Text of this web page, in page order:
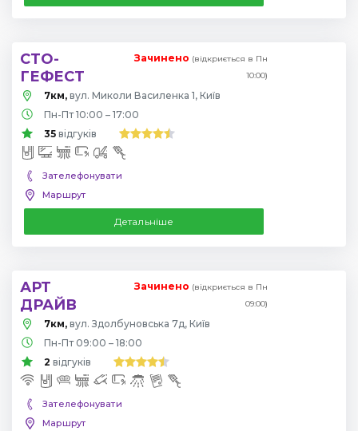
СТО-
ГЕФЕСТ
Зачинено (відкриється в Пн
10:00)
7км, вул. Миколи Василенка 1, Київ
Пн-Пт 10:00 – 17:00
35 відгуків
Зателефонувати
Маршрут
Детальніше
АРТ
ДРАЙВ
Зачинено (відкриється в Пн
09:00)
7км, вул. Здолбуновська 7д, Київ
Пн-Пт 09:00 – 18:00
2 відгуків
Зателефонувати
Маршрут